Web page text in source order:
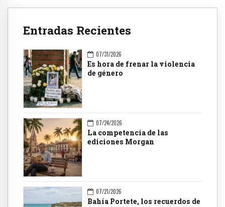
Entradas Recientes
07/31/2026
Es hora de frenar la violencia
de género
07/24/2026
La competencia de las
ediciones Morgan
07/21/2026
Bahía Portete, los recuerdos de